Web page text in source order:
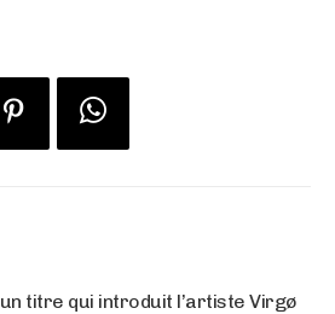
un titre qui introduit l’artiste Virgø